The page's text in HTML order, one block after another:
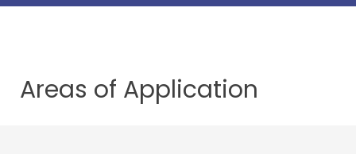
Areas of Application